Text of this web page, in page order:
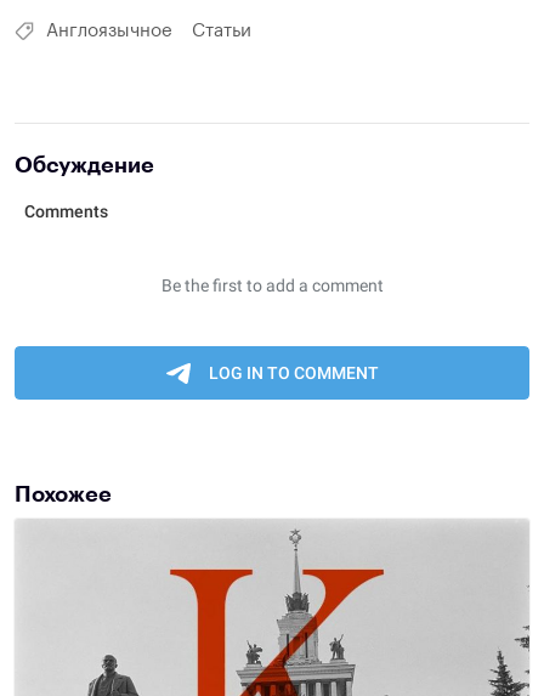
Англоязычное Статьи
Обсуждение
Похожее